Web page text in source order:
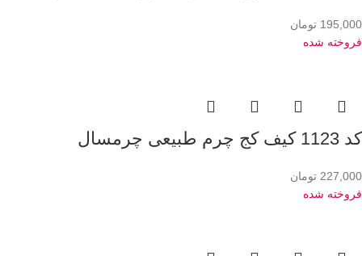
195,000 تومان
فروخته شده
کد 1123 کیف کج چرم طبیعی چرمسال
227,000 تومان
فروخته شده